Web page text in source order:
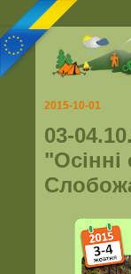
2015-10-01
03-
"Осінні